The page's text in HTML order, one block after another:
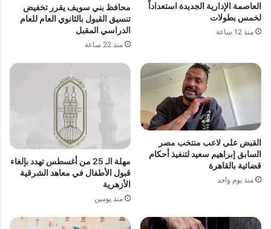
العاصمة الإدارية الجديدة استعداداً
لخمس بطولات
منذ 12 ساعة
محافظ بني سويف يقرر تخفيض
تنسيق القبول بالثانوي العام للعام
الدراسي المقبل
منذ 22 ساعة
القبض على لاعب منتخب مصر
السابق إبراهيم سعيد لتنفيذ أحكام
قضائية بالقاهرة
منذ يوم واحد
مهلة الـ 25 من أغسطس تهدد بإلغاء
قبول الأطفال في معاهد الشرقية
الأزهرية
منذ يومين